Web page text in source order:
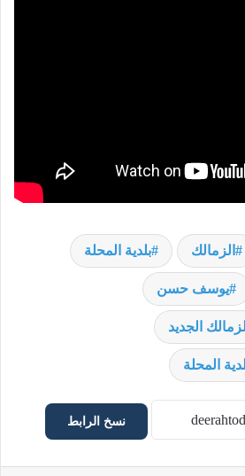
الزمالك بلدية المحلة
يوسف حسن
الجديد
المحلة
نسخ الرابط